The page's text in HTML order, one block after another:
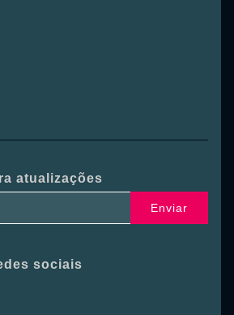
atualizações
Enviar
sociais